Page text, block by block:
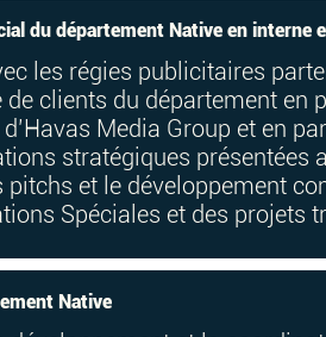
du département Native en interne
les régies publicitaires
clients du département
Media Group et en
stratégiques présentées
pitchs et le développement
Spéciales et des projets
Native